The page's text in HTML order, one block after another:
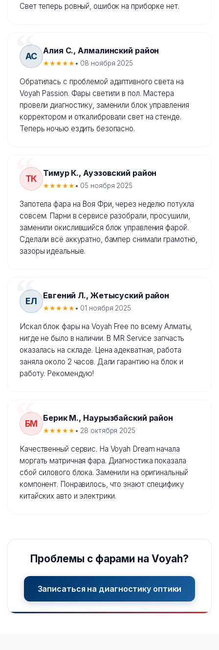
Свет теперь ровный, ошибок на приборке нет.
АС
Алия С., Алмалинский район
★★★★★• 08 ноября 2025
Обратилась с проблемой адаптивного света на
Voyah Passion. Фары светили в пол. Мастера
провели диагностику, заменили блок управления
корректором и откалибровали свет на стенде.
Теперь ночью ездить безопасно.
ТК
Тимур К., Ауэзовский район
★★★★★• 05 ноября 2025
Запотела фара на Воя Фри, через неделю потухла
совсем. Парни в сервисе разобрали, просушили,
заменили окислившийся блок управления фарой.
Сделали всё аккуратно, бампер снимали грамотно,
зазоры идеальные.
ЕЛ
Евгений Л., Жетысуский район
★★★★★• 01 ноября 2025
Искал блок фары на Voyah Free по всему Алматы,
нигде не было в наличии. В MR Service запчасть
оказалась на складе. Цена адекватная, работа
заняла около 2 часов. Дали гарантию на блок и
работу. Рекомендую!
БМ
Берик М., Наурызбайский район
★★★★★• 28 октября 2025
Качественный сервис. На Voyah Dream начала
моргать матричная фара. Диагностика показала
сбой силового блока. Заменили на оригинальный
компонент. Понравилось, что знают специфику
китайских авто и электрики.
Проблемы с фарами на Voyah?
Записаться на диагностику оптики